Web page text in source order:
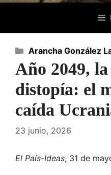
Año 2049,
distopía: el
caída
23 junio, 2026
El País-Ideas, 31 de
Categorías
Arancha González